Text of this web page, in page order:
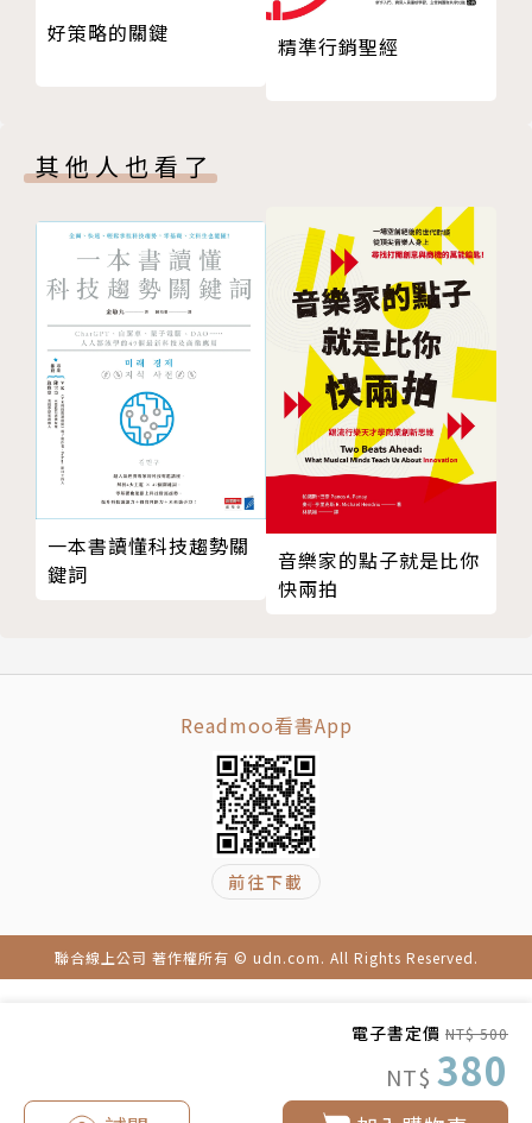
電子書定價 NT$ 500
NT$ 380
出這種題目有必要嗎？」
可能很多人都有這樣的疑問。
但是，其實不然。
費米推論的技巧與內涵，不光是對企管顧問來說是必要
的，對於所有職場人士來說更是必要，而且，在科技和
環境變化越來越快速的時代，所面對的問題通常是「沒
有正確答案的問題」，這正是費米推論的核心要旨：你
如何作粗略的估算、如何去思考這類問題，將變得越來
越重要。
因此，不光是顧問業界重視這項技術，企業家、創業
者、一般工作者，例如碰到要拓展新事業、新產品，要
估算某樣東西的市場規模有多大，或是，某個專案需要
依本書作者高松智史來看，費米推論至少具有以下幾個
1.費米推論＝依據常識．知識，運用邏輯，計算「未知
06 解開「（新冠疫情前）拉麵店的營業額」──反映
08 解開「福山雅治在電影《盛夏的方程式》的片
酬？」──超越「未知」
第3章 費米推論是「因數分解」
01 要到多近的距離才跳？──因數分解的「印象」不
是分解
02 因數分解的原點在「不舒服」──「不舒服」的新
用法
03 「3階段火箭因數分解」──HOP、STEP、JUMP
04 「重要性原則」的復活――什麼是「無解答比賽」中的
正確
05 「建立2個以上的因數分解」的意思──「無解答
比賽」的戰法
06 「縱向的因數分解」與「橫向的因數分解」──因
數分解有2種
10 「絕對數」和「比例」──偏好哪一個？
11 留意「收銀機方式」──一招走天下也該有限度
（因數分解的陷阱①）
12 「稼動率」×「周轉數」的矛盾──證明你沒在思
考（因數分解的陷阱②）
13 「需求端」有時也很好用──「庫存」的概念（因
14 在「既有＋首購」出現的兩光因數分解──全體掉
落的的陷阱（因數分解的陷阱④）
15 「因數分解的模式」──必須牢記的模式有幾個？
01 拿出「答案」的意義──一切都從這裡開始
好策略的關鍵
精準行銷聖經
其他人也看了
一本書讀懂科技趨勢關
鍵詞
音樂家的點子就是比你
快兩拍
Readmoo看書App
前往下載
聯合線上公司 著作權所有 © udn.com. All Rights Reserved.